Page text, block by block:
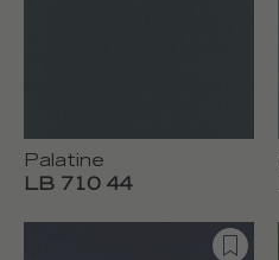
Palatine
LB 710 44